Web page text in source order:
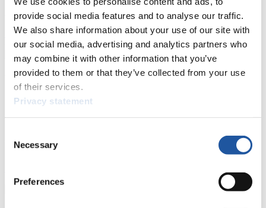
provide social media features and to analyse our traffic.
We also share information about your use of our site with
our social media, advertising and analytics partners who
may combine it with other information that you’ve
provided to them or that they’ve collected from your use
of their services.
Privacy statement
Selection
Necessary
Preferences
beantragen, die Grundregeln des Rennrodelsports einsehen und
allgemeine Neuigkeiten einholen.
>> Weiter
Für Nationale Verbände
Hier können Sie sich über allgemeine Neuigkeiten informieren, das
aktuelle Regelwerk sowie Richtlinien zu Wettkämpfen, Anti-Doping
Ausschreibungen für Wettkämpfe herunterladen, sowie auf die
Mitgliedersektion zugreifen.